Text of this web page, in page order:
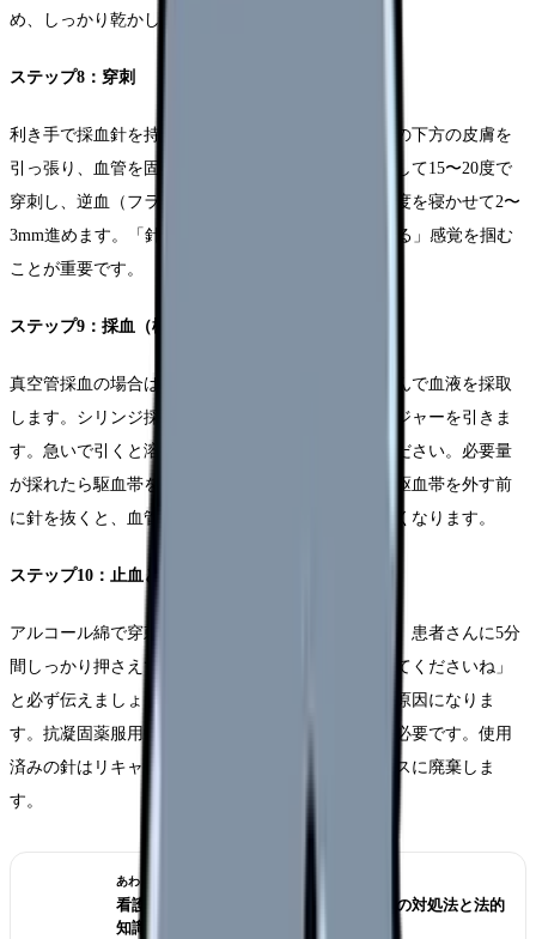
め、しっかり乾かしてから穿刺します。
ステップ8：穿刺
利き手で採血針を持ち、反対の手の親指で穿刺部位の下方の皮膚を
引っ張り、血管を固定します。針の角度は皮膚に対して15〜20度で
穿刺し、逆血（フラッシュバック）を確認したら角度を寝かせて2〜
3mm進めます。「針先が血管内にしっかり入っている」感覚を掴む
ことが重要です。
ステップ9：採血（検体採取）
真空管採血の場合は、ホルダーにスピッツを押し込んで血液を採取
します。シリンジ採血の場合は、ゆっくりとプランジャーを引きま
す。急いで引くと溶血の原因になるので注意してください。必要量
が採れたら駆血帯を外し、その後に針を抜きます。駆血帯を外す前
に針を抜くと、血管に余計な圧がかかり出血しやすくなります。
ステップ10：止血と後片付け
アルコール綿で穿刺部位を押さえながら針を抜去し、患者さんに5分
間しっかり押さえてもらいます。「揉まずに押さえてくださいね」
と必ず伝えましょう。揉むと皮下出血（内出血）の原因になりま
す。抗凝固薬服用中の患者さんは10分以上の止血が必要です。使用
済みの針はリキャップせず、直接シャープスボックスに廃棄しま
す。
あわせて読みたい
看護師の退職交渉術｜引き止められた時の対処法と法的
知識